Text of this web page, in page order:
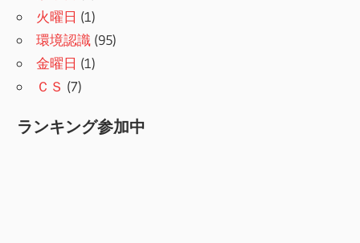
火曜日 (1)
環境認識 (95)
金曜日 (1)
ＣＳ (7)
ランキング参加中